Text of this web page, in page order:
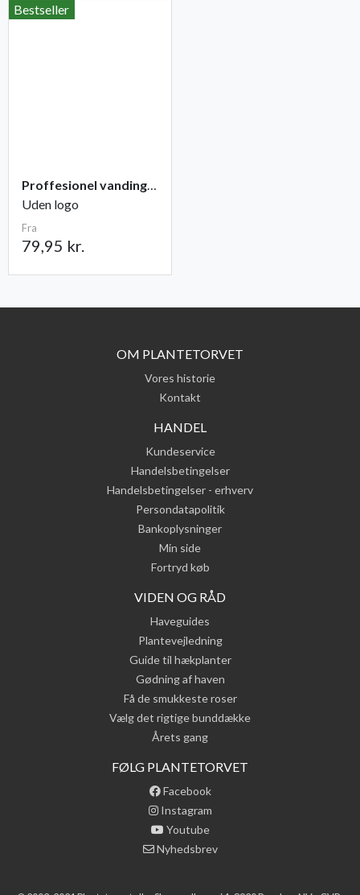
Bestseller
Uden logo
Fra
79,95 kr.
OM PLANTETORVET
Vores historie
Kontakt
HANDEL
Kundeservice
Handelsbetingelser
Handelsbetingelser - erhverv
Persondatapolitik
Bankoplysninger
Min side
Fortryd køb
VIDEN OG RÅD
Haveguides
Plantevejledning
Guide til hækplanter
Gødning af haven
Få de smukkeste roser
Vælg det rigtige bunddække
Årets gang
FØLG PLANTETORVET
Facebook
Instagram
Youtube
Nyhedsbrev